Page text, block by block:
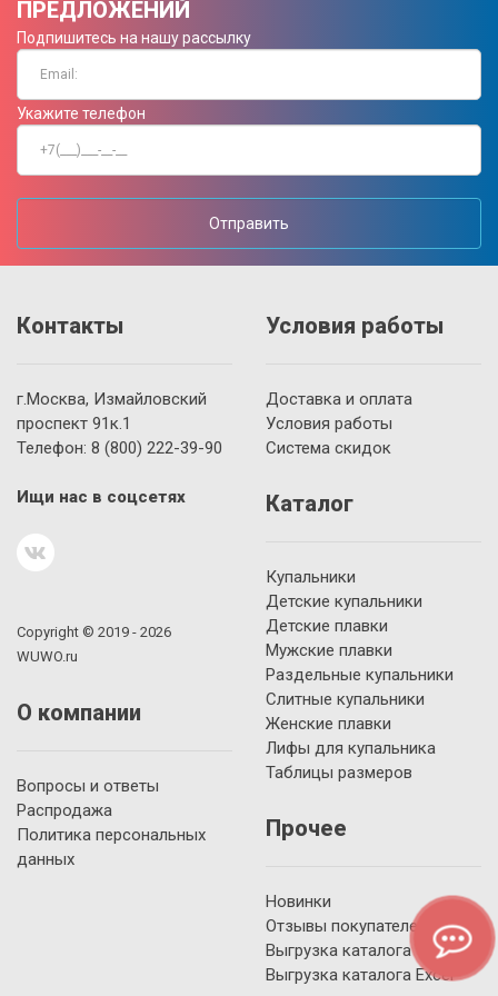
ПРЕДЛОЖЕНИЙ
Подпишитесь на нашу рассылку
Укажите телефон
Отправить
Контакты
г.Москва, Измайловский
проспект 91к.1
Телефон: 8 (800) 222-39-90
Ищи нас в соцсетях
Copyright © 2019 - 2026
WUWO.ru
О компании
Вопросы и ответы
Распродажа
Политика персональных
данных
Условия работы
Доставка и оплата
Условия работы
Система скидок
Каталог
Купальники
Детские купальники
Детские плавки
Мужские плавки
Раздельные купальники
Слитные купальники
Женские плавки
Лифы для купальника
Таблицы размеров
Прочее
Новинки
Отзывы покупателей
Выгрузка каталога YML
Выгрузка каталога Excel